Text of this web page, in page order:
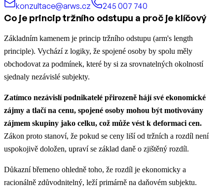
konzultace@arws.cz
245 007 740
Co je princip tržního odstupu a proč je klíčový
Základním kamenem je princip tržního odstupu (arm's length
principle). Vychází z logiky, že spojené osoby by spolu měly
obchodovat za podmínek, které by si za srovnatelných okolností
sjednaly nezávislé subjekty.
Zatímco nezávislí podnikatelé přirozeně hájí své ekonomické
zájmy a tlačí na cenu, spojené osoby mohou být motivovány
zájmem skupiny jako celku, což může vést k deformaci cen.
Zákon proto stanoví, že pokud se ceny liší od tržních a rozdíl není
uspokojivě doložen, upraví se základ daně o zjištěný rozdíl.
Důkazní břemeno ohledně toho, že rozdíl je ekonomicky a
racionálně zdůvodnitelný, leží primárně na daňovém subjektu.